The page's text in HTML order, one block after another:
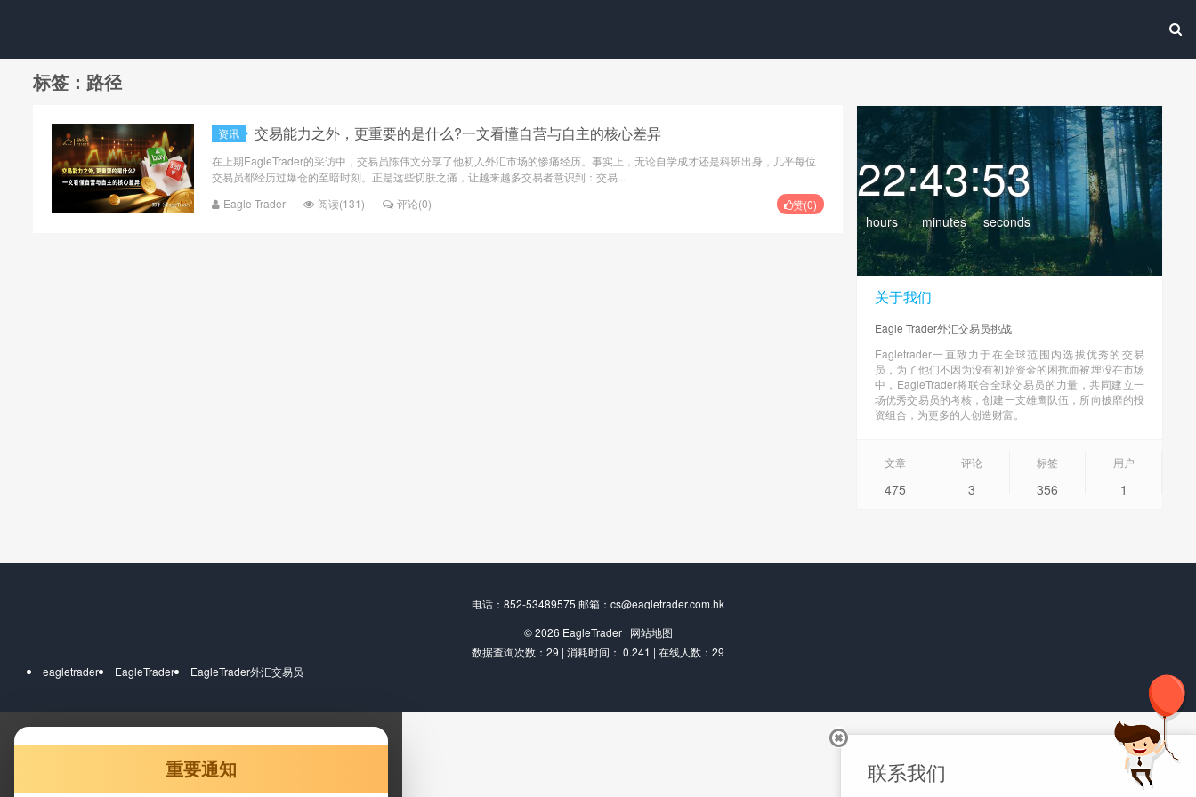
标签：路径
资讯 交易能力之外，更重要的是什么?一文看懂自营与自主的核心差异
在上期EagleTrader的采访中，交易员陈伟文分享了他初入外汇市场的惨痛经历。事实上，无论自学成才还是科班出身，几乎每位
交易员都经历过爆仓的至暗时刻。正是这些切肤之痛，让越来越多交易者意识到：交易...
Eagle Trader
阅读(131) 评论(0) 赞(0) 22
hours
:43
minutes
:53
seconds
关于我们
Eagle Trader外汇交易员挑战
Eagletrader一直致力于在全球范围内选拔优秀的交易
员，为了他们不因为没有初始资金的困扰而被埋没在市场
中，EagleTrader将联合全球交易员的力量，共同建立一
场优秀交易员的考核，创建一支雄鹰队伍，所向披靡的投
资组合，为更多的人创造财富。
文章
475
评论
3
标签
356
用户
1
电话：852-53489575 邮箱：cs@eagletrader.com.hk
© 2026 EagleTrader
网站地图
数据查询次数：29 | 消耗时间： 0.241 | 在线人数：29
eagletrader
EagleTrader EagleTrader外汇交易员
联系我们
重要通知